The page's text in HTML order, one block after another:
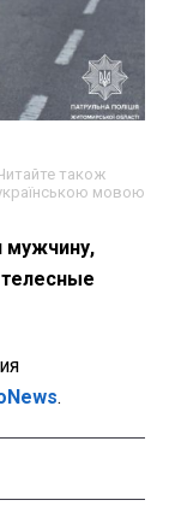
також
мовою
мужчину,
.